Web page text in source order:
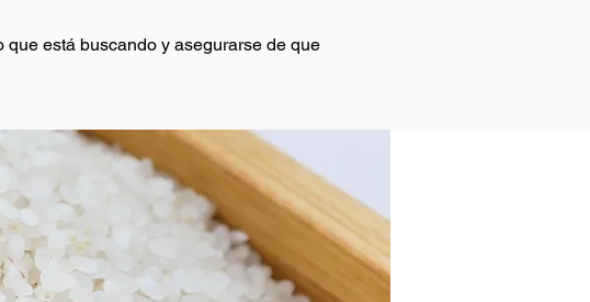
está buscando y asegurarse de que